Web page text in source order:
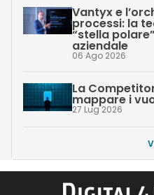
Vantyx e
processi: la
“stella
aziendale
06 Ago 2026
La
mappare i
27 Lug 2026